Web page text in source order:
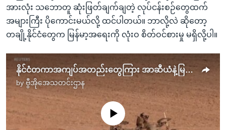
အားလုံး သဘောတူ ဆုံးဖြတ်ချက်ချတဲ့ လုပ်ငန်းစဉ်တွေထက်
အများကြီး ပိုကောင်းမယ်လို့ ထင်ပါတယ်။ ဘာလို့လဲ ဆိုတော့
တချို့နိုင်ငံတွေက မြန်မာ့အရေးကို လုံးဝ စိတ်ဝင်စားမှု မရှိလို့ပါ။
နိုင်ငံတကာအကျပ်အတည်းတွေကြား အာဆီယံနဲ့မြန်မာ့အရေး
by ဗွီအိုအေသတင်းဌာန
No media source currently available